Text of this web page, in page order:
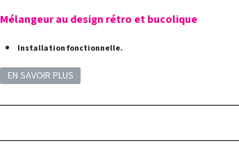
Mélangeur au design rétro et bucolique
Installation fonctionnelle.
EN SAVOIR PLUS